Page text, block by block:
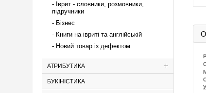
Іврит - словники, розмовники,
підручники
Бізнес
Книги на івриті та англійській
Новий товар із дефектом
АТРИБУТИКА
БУКІНІСТИКА